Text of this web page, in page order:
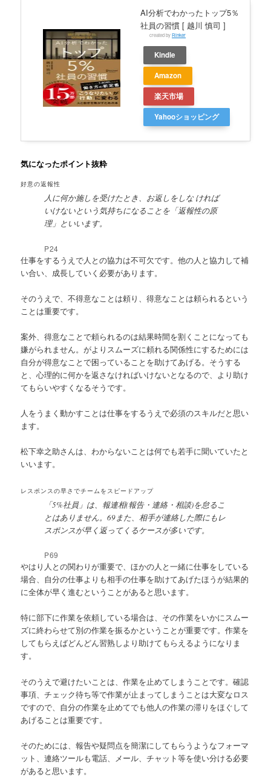
AI分析でわかったトップ5％
社員の習慣 [ 越川 慎司 ]
created byRinker
Kindle
Amazon
楽天市場
Yahooショッピング
気になったポイント抜粋
好意の返報性
人に何か施しを受けたとき、お返しをしな ければ
いけないという気持ちになることを「返報性の原
理」といいます。
P24
仕事をするうえで人との協力は不可欠です。他の人と協力して補
い合い、成長していく必要があります。
そのうえで、不得意なことは頼り、得意なことは頼られるという
ことは重要です。
案外、得意なことで頼られるのは結果時間を割くことになっても
嫌がられません。がよりスムーズに頼れる関係性にするためには
自分が得意なことで困っていることを助けてあげる。そうする
と、心理的に何かを返さなければいけないとなるので、より助け
てもらいやすくなるそうです。
人をうまく動かすことは仕事をするうえで必須のスキルだと思い
ます。
松下幸之助さんは、わからないことは何でも若手に聞いていたと
いいます。
レスポンスの早さでチームをスピードアップ
「5%社員」は、報連相(報告・連絡・相談)を怠るこ
とはありません。69また、相手が連絡した際にもレ
スポンスが早く返ってくるケースが多いです。
P69
やはり人との関わりが重要で、ほかの人と一緒に仕事をしている
場合、自分の仕事よりも相手の仕事を助けてあげたほうが結果的
に全体が早く進むということがあると思います。
特に部下に作業を依頼している場合は、その作業をいかにスムー
ズに終わらせて別の作業を振るかということが重要です。作業を
してもらえばどんどん習熟しより助けてもらえるようになりま
す。
そのうえで避けたいことは、作業を止めてしまうことです。確認
事項、チェック待ち等で作業が止まってしまうことは大変なロス
ですので、自分の作業を止めてでも他人の作業の滞りをほぐして
あげることは重要です。
そのためには、報告や疑問点を簡潔にしてもらうようなフォーマ
ット、連絡ツールも電話、メール、チャット等を使い分ける必要
があると思います。